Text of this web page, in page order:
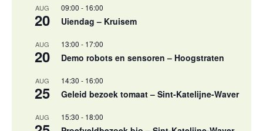
AUG
20
09:00 - 16:00
Uiendag – Kruisem
AUG
20
13:00 - 17:00
Demo robots en sensoren – Hoogstraten
AUG
25
14:30 - 16:00
Geleid bezoek tomaat – Sint-Katelijne-Waver
AUG 15:30 - 18:00